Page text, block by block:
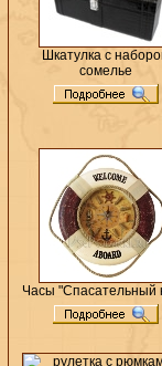
Шкатулка с
сомелье
Часы "Спасательный